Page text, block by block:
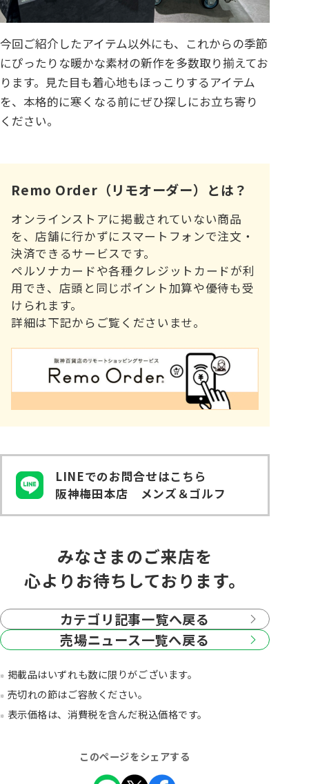
今回ご紹介したアイテム以外にも、これからの季節
にぴったりな暖かな素材の新作を多数取り揃えてお
ります。見た目も着心地もほっこりするアイテム
を、本格的に寒くなる前にぜひ探しにお立ち寄り
ください。
Remo Order（リモオーダー）とは？
オンラインストアに掲載されていない商品
を、店舗に行かずにスマートフォンで注文・
決済できるサービスです。
ペルソナカードや各種クレジットカードが利
用でき、店頭と同じポイント加算や優待も受
けられます。
詳細は下記からご覧くださいませ。
LINEでのお問合せはこちら
阪神梅田本店 メンズ＆ゴルフ
みなさまのご来店を
心よりお待ちしております。
カテゴリ記事一覧へ戻る
売場ニュース一覧へ戻る
掲載品はいずれも数に限りがございます。
売切れの節はご容赦ください。
表示価格は、消費税を含んだ税込価格です。
このページをシェアする